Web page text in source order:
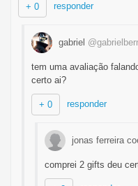
+ 0 responder
gabriel
tem uma avaliação
certo ai?
+ 0 responder
jonas ferreira
comprei 2 gifts deu